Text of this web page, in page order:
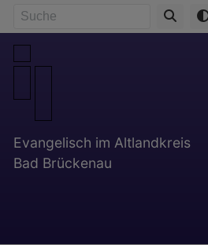
Direkt
Inhalt
Evangelisch im Altlandkreis
Bad Brückenau